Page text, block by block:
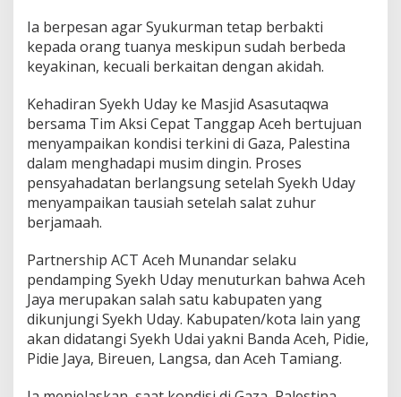
Ia berpesan agar Syukurman tetap berbakti
kepada orang tuanya meskipun sudah berbeda
keyakinan, kecuali berkaitan dengan akidah.
Kehadiran Syekh Uday ke Masjid Asasutaqwa
bersama Tim Aksi Cepat Tanggap Aceh bertujuan
menyampaikan kondisi terkini di Gaza, Palestina
dalam menghadapi musim dingin. Proses
pensyahadatan berlangsung setelah Syekh Uday
menyampaikan tausiah setelah salat zuhur
berjamaah.
Partnership ACT Aceh Munandar selaku
pendamping Syekh Uday menuturkan bahwa Aceh
Jaya merupakan salah satu kabupaten yang
dikunjungi Syekh Uday. Kabupaten/kota lain yang
akan didatangi Syekh Udai yakni Banda Aceh, Pidie,
Pidie Jaya, Bireuen, Langsa, dan Aceh Tamiang.